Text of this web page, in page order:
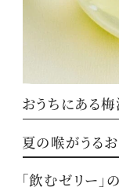
おうちにある
夏の喉がうるお
「飲むゼリー」